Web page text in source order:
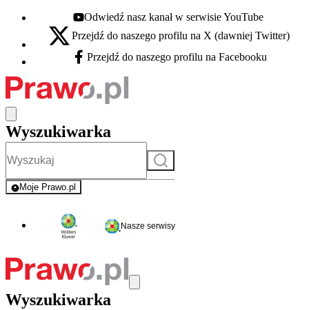
Youtube - otwiera się w nowej karcie
Odwiedź nasz kanał w serwisie YouTube
X - otwiera się w nowej karcie
Przejdź do naszego profilu na X (dawniej Twitter)
Facebook - otwiera się w nowej karcie
Przejdź do naszego profilu na Facebooku
Wyszukiwarka
Szukaj
Moje Prawo.pl
- rejestracja i logowanie do serwisu
Nasze serwisy
Wyszukiwarka